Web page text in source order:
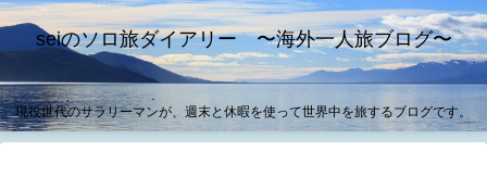
seiのソロ旅ダイアリー 〜海外一人旅ブログ〜
現役世代のサラリーマンが、週末と休暇を使って世界中を旅するブログです。